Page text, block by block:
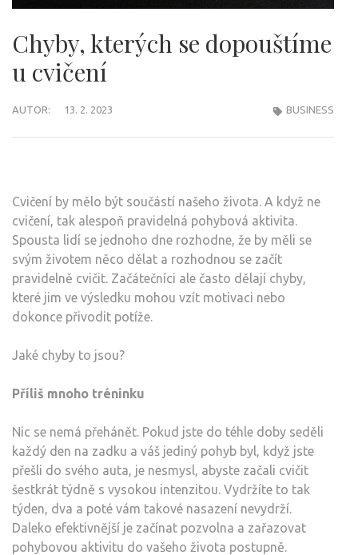
Chyby, kterých se dopouštíme
u cvičení
AUTOR: 13. 2. 2023 BUSINESS
Cvičení by mělo být součástí našeho života. A když ne
cvičení, tak alespoň pravidelná pohybová aktivita.
Spousta lidí se jednoho dne rozhodne, že by měli se
svým životem něco dělat a rozhodnou se začít
pravidelně cvičit. Začátečníci ale často dělají chyby,
které jim ve výsledku mohou vzít motivaci nebo
dokonce přivodit potíže.
Jaké chyby to jsou?
Příliš mnoho tréninku
Nic se nemá přehánět. Pokud jste do téhle doby seděli
každý den na zadku a váš jediný pohyb byl, když jste
přešli do svého auta, je nesmysl, abyste začali cvičit
šestkrát týdně s vysokou intenzitou. Vydržíte to tak
týden, dva a poté vám takové nasazení nevydrží.
Daleko efektivnější je začínat pozvolna a zařazovat
pohybovou aktivitu do vašeho života postupně.